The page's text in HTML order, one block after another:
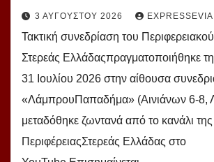
3 ΑΥΓΟΎΣΤΟΥ 2026 EXPRESSEVIA
Τακτική συνεδρίαση του
Στερεάς Ελλάδαςπραγματοποιήθηκε
31 Ιουλίου 2026 στην αίθουσα
«ΛάμπρουΠαπαδήμα» (Αινιάνων 6-8,
μεταδόθηκε ζωντανά από το κανάλι της
ΠεριφέρειαςΣτερεάς Ελλάδας στο